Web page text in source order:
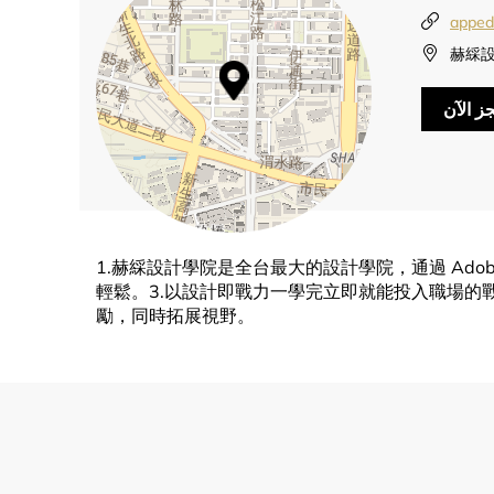
赫綵
الآن
1.赫綵設計學院是全台最大的設計學院，通過
輕鬆。3.以設計即戰力一學完立即就能投入職場
勵，同時拓展視野。